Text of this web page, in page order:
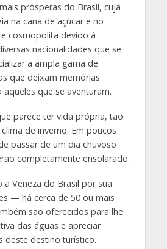
prósperas do Brasil, cuja
na cana de açúcar e no
cosmopolita devido à
nacionalidades que se
a ampla gama de
que deixam memórias
aqueles que se aventuram.
parece ter vida própria, tão
de inverno. Em poucos
passar de um dia chuvoso
completamente ensolarado.
a Veneza do Brasil por sua
— há cerca de 50 ou mais
são oferecidos para lhe
das águas e apreciar
deste destino turístico.